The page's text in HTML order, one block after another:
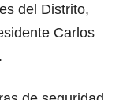
del Distrito,
Carlos